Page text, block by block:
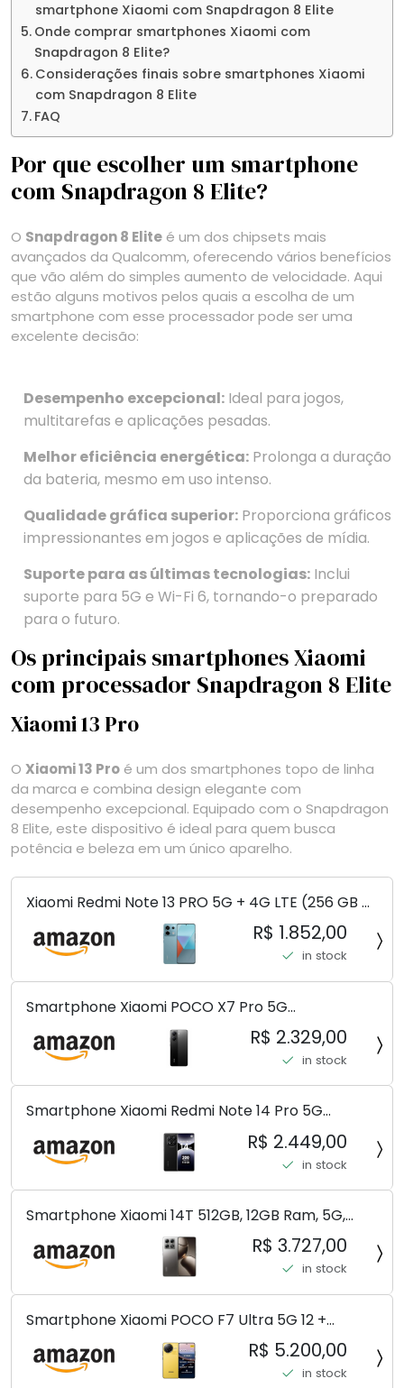
smartphone Xiaomi com Snapdragon 8 Elite
Onde comprar smartphones Xiaomi com
Snapdragon 8 Elite?
Considerações finais sobre smartphones Xiaomi
com Snapdragon 8 Elite
FAQ
Por que escolher um smartphone
com Snapdragon 8 Elite?
O Snapdragon 8 Elite é um dos chipsets mais
avançados da Qualcomm, oferecendo vários benefícios
que vão além do simples aumento de velocidade. Aqui
estão alguns motivos pelos quais a escolha de um
smartphone com esse processador pode ser uma
excelente decisão:
Desempenho excepcional: Ideal para jogos,
multitarefas e aplicações pesadas.
Melhor eficiência energética: Prolonga a duração
da bateria, mesmo em uso intenso.
Qualidade gráfica superior: Proporciona gráficos
impressionantes em jogos e aplicações de mídia.
Suporte para as últimas tecnologias: Inclui
suporte para 5G e Wi-Fi 6, tornando-o preparado
para o futuro.
Os principais smartphones Xiaomi
com processador Snapdragon 8 Elite
Xiaomi 13 Pro
O Xiaomi 13 Pro é um dos smartphones topo de linha
da marca e combina design elegante com
desempenho excepcional. Equipado com o Snapdragon
8 Elite, este dispositivo é ideal para quem busca
potência e beleza em um único aparelho.
Xiaomi Redmi Note 13 PRO 5G + 4G LTE (256 GB +
8 GB) 200 MP Triplo (Mobile Mint Tello e) +
(Pacote de carregador duplo de carro rápido)
(Ocean Teal (ROM))
R$ 1.852,00
in stock
Smartphone Xiaomi POCO X7 Pro 5G
8+256GB/12+256GB/12+512GB
R$ 2.329,00
in stock
Smartphone Xiaomi Redmi Note 14 Pro 5G
Midnight Black (Preto) 12GB RAM 512GB ROM NFC
[ 24090RA29G ]
R$ 2.449,00
in stock
Smartphone Xiaomi 14T 512GB, 12GB Ram, 5G,
Leica, Cinza - no Brasil
R$ 3.727,00
in stock
Smartphone Xiaomi POCO F7 Ultra 5G 12 +
256GB/16+512GB Processador Snapdragon 8 Elite
Top de Linha Chip VisionBoost D7 para Jogos
R$ 5.200,00
in stock